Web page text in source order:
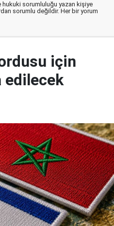
hukuki sorumluluğu yazan kişiye
sorumlu değildir. Her bir yorum
için
edilecek